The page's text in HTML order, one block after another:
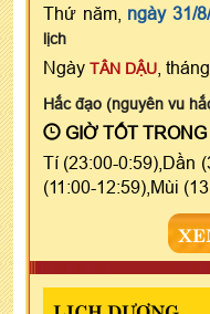
Thứ năm, ngày 31/
lịch
Ngày TÂN DẬU , tháng
Hắc đạo (nguyên vu
GIỜ TỐT
Tí (23:00-0:59),Dần
(11:00-12:59),Mùi